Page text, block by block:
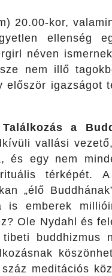
20.00-kor,
ellenség
néven
nem illő
igazságot
Találkozás a
vallási
és egy nem
térképét.
„élő
is emberek
Ole Nydahl és
buddhizmus
meditációs